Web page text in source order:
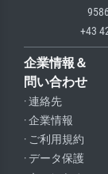
+43
企業情報＆
問い合わせ
· 連絡先
· 企業情報
· ご利用規約
· データ保護